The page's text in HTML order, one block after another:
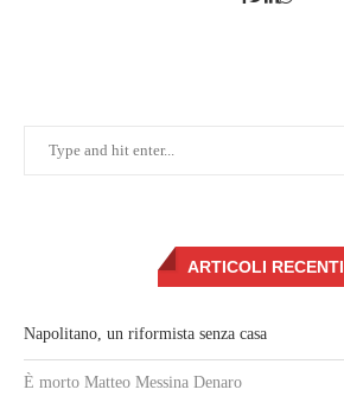
ARTICOLI RECENTI
Napolitano, un riformista senza casa
È morto Matteo Messina Denaro